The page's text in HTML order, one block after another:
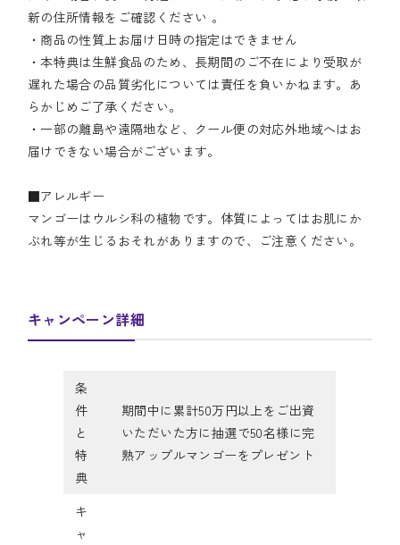
新の住所情報をご確認ください 。
・商品の性質上お届け日時の指定はできません
・本特典は生鮮食品のため、長期間のご不在により受取が
遅れた場合の品質劣化については責任を負いかねます。あ
らかじめご了承ください。
・一部の離島や遠隔地など、クール便の対応外地域へはお
届けできない場合がございます。
■アレルギー
マンゴーはウルシ科の植物です。体質によってはお肌にか
ぶれ等が生じるおそれがありますので、ご注意ください。
キャンペーン詳細
条
件
と
特
典
期間中に累計50万円以上をご出資
いただいた方に抽選で50名様に完
熟アップルマンゴーをプレゼント
キ
ャ